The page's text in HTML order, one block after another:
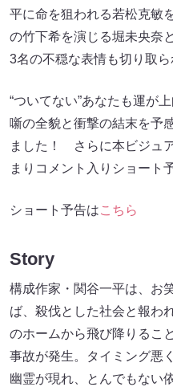
平に命を狙われる若松克敏
の竹下希を演じる堀未央奈
3名の不穏な表情も切り取ら
“ついてない”あなたも運が
噺の全貌と衝撃の結末を予
ました！ さらに本ビジュ
まりコメント入りショート
ショート予告はこちら
Story
構成作家・関谷一平は、お
ば、殺伐とした社会と報わ
のホームから飛び降りるこ
事故が発生。タイミング悪
幽霊が現れ、とんでもない